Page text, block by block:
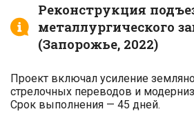
Реконструкция
металлургического
(Запорожье, 2022)
Проект включал усиление
стрелочных переводов и
Срок выполнения — 45 дней.